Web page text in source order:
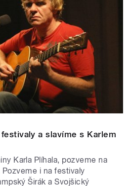
a slavíme s Karlem
Karla Plíhala, pozveme na
i na festivaly
Širák a Svojšický